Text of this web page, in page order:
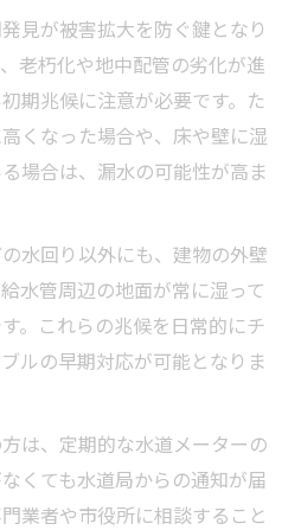
見が被害拡大を防ぐ鍵となり
老朽化や地中配管の劣化が進
期兆候に注意が必要です。た
くなった場合や、床や壁に湿
場合は、漏水の可能性が高ま
水回り以外にも、建物の外壁
水管周辺の地面が常に湿って
。これらの兆候を日常的にチ
ルの早期対応が可能となりま
は、定期的な水道メーターの
くても水道局からの通知が届
業者や市役所に相談すること